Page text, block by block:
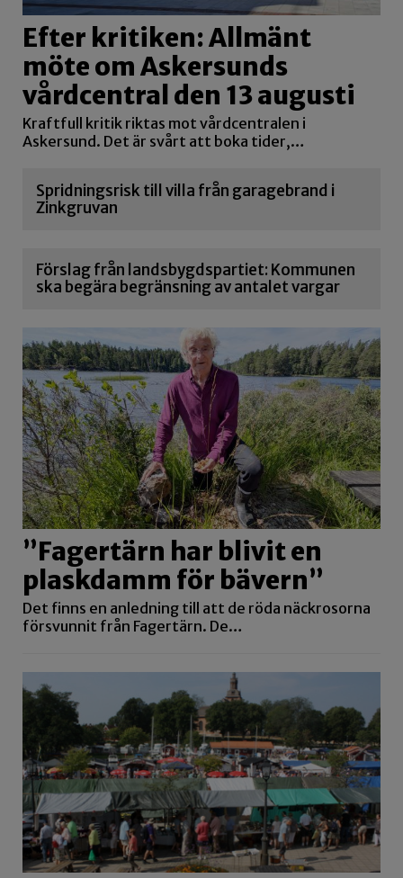
Efter kritiken: Allmänt
möte om Askersunds
vårdcentral den 13 augusti
Kraftfull kritik riktas mot vårdcentralen i
Askersund. Det är svårt att boka tider,…
Spridningsrisk till villa från garagebrand i
Zinkgruvan
Förslag från landsbygdspartiet: Kommunen
ska begära begränsning av antalet vargar
”Fagertärn har blivit en
plaskdamm för bävern”
Det finns en anledning till att de röda näckrosorna
försvunnit från Fagertärn. De…